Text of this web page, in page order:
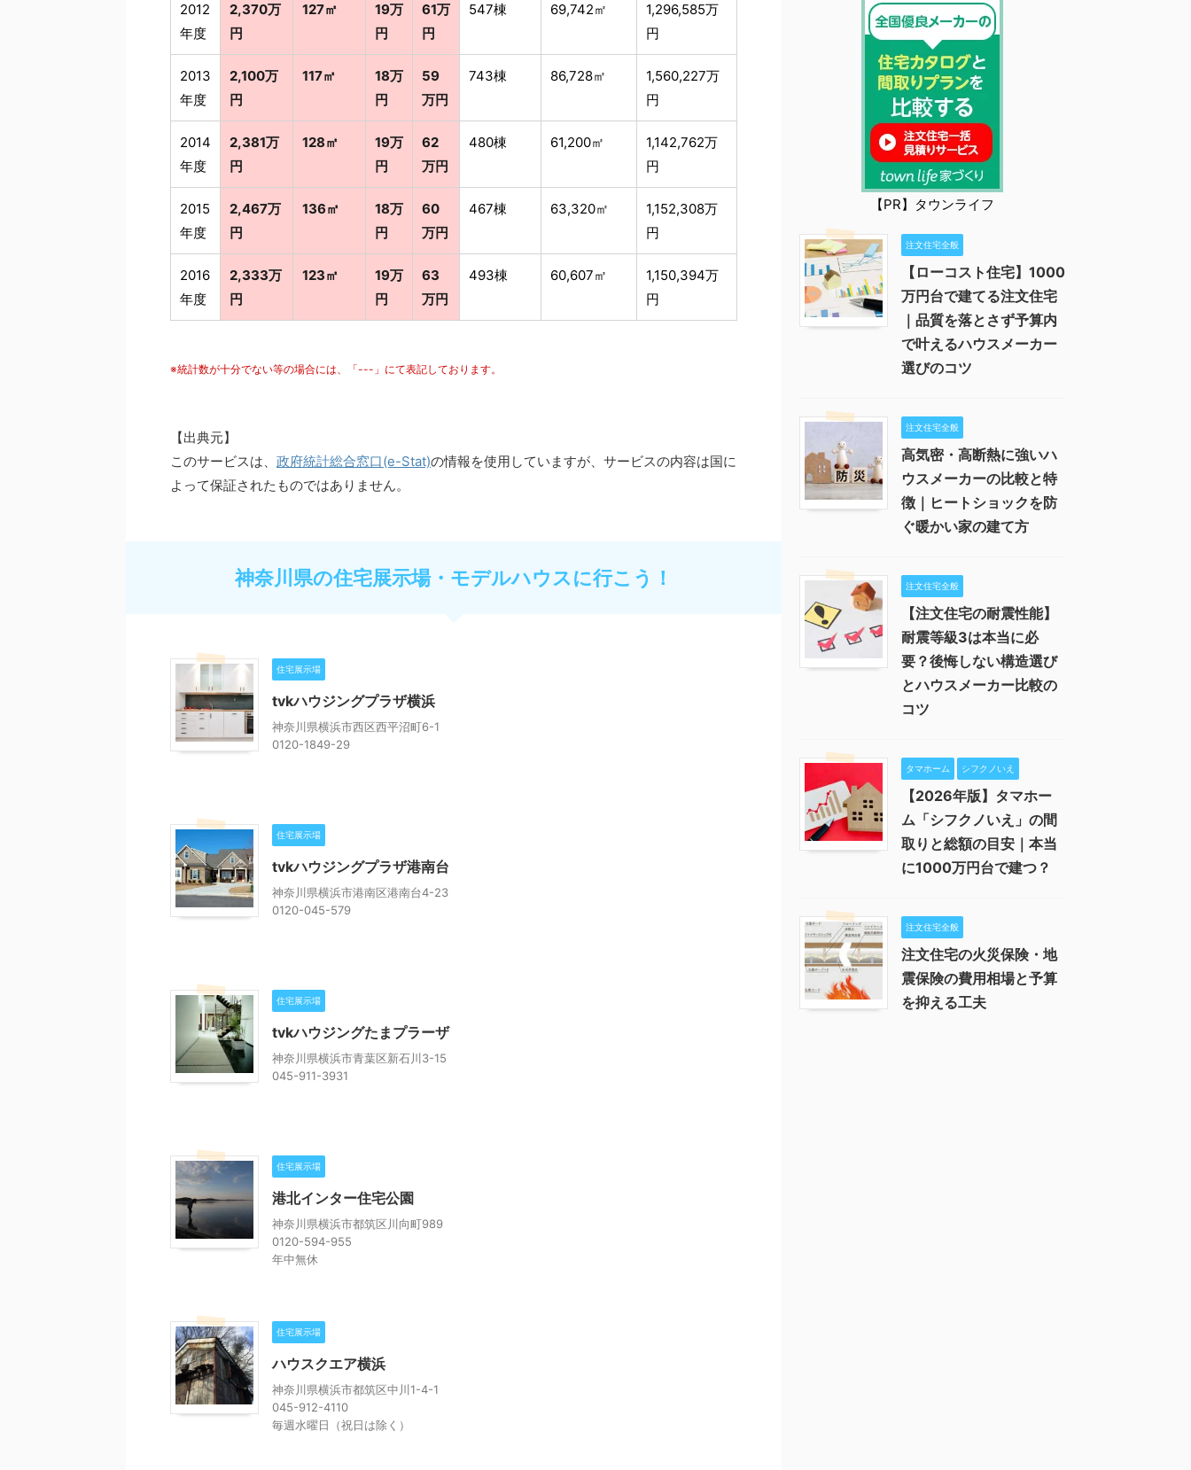
2012
年度
2,370万
円
127㎡
19万
円
61万
円
547棟 69,742㎡
1,296,585万
円
2013
年度
2,100万
円
117㎡
18万
円
59
万円
743棟 86,728㎡
1,560,227万
円
2014
年度
2,381万
円
128㎡
19万
円
62
万円
480棟 61,200㎡
1,142,762万
円
2015
年度
2,467万
円
136㎡
18万
円
60
万円
467棟 63,320㎡
1,152,308万
円
2016
年度
2,333万
円
123㎡
19万
円
63
万円
493棟 60,607㎡
1,150,394万
円
※統計数が十分でない等の場合には、「---」にて表記しております。
【出典元】
このサービスは、 政府統計総合窓口(e-Stat)の情報を使用していますが、サービスの内容は国に
よって保証されたものではありません。
神奈川県の住宅展示場・モデルハウスに行こう！
住宅展示場
tvkハウジングプラザ横浜
神奈川県横浜市西区西平沼町6-1
0120-1849-29
住宅展示場
tvkハウジングプラザ港南台
神奈川県横浜市港南区港南台4-23
0120-045-579
住宅展示場
tvkハウジングたまプラーザ
神奈川県横浜市青葉区新石川3-15
045-911-3931
住宅展示場
港北インター住宅公園
神奈川県横浜市都筑区川向町989
0120-594-955
年中無休
住宅展示場
ハウスクエア横浜
神奈川県横浜市都筑区中川1-4-1
045-912-4110
毎週水曜日（祝日は除く）
【PR】タウンライフ
注文住宅全般
【ローコスト住宅】1000
万円台で建てる注文住宅
｜品質を落とさず予算内
で叶えるハウスメーカー
選びのコツ
注文住宅全般
高気密・高断熱に強いハ
ウスメーカーの比較と特
徴｜ヒートショックを防
ぐ暖かい家の建て方
注文住宅全般
【注文住宅の耐震性能】
耐震等級3は本当に必
要？後悔しない構造選び
とハウスメーカー比較の
コツ
タマホーム シフクノいえ
【2026年版】タマホー
ム「シフクノいえ」の間
取りと総額の目安｜本当
に1000万円台で建つ？
注文住宅全般
注文住宅の火災保険・地
震保険の費用相場と予算
を抑える工夫